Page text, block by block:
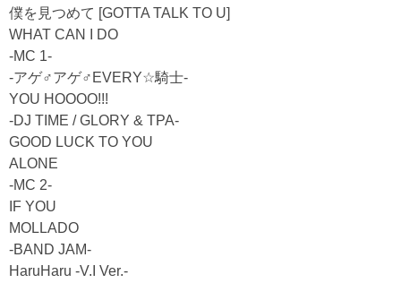
僕を見つめて [GOTTA TALK TO U]
WHAT CAN I DO
-MC 1-
-アゲ♂アゲ♂EVERY☆騎士-
YOU HOOOO!!!
-DJ TIME / GLORY & TPA-
GOOD LUCK TO YOU
ALONE
-MC 2-
IF YOU
MOLLADO
-BAND JAM-
HaruHaru -V.I Ver.-